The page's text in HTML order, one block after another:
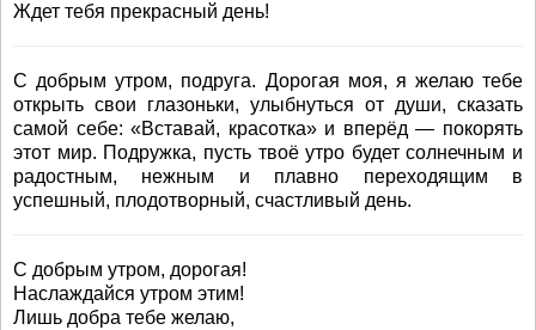
Ждет тебя прекрасный день!
С добрым утром, подруга. Дорогая моя, я желаю тебе
открыть свои глазоньки, улыбнуться от души, сказать
самой себе: «Вставай, красотка» и вперёд — покорять
этот мир. Подружка, пусть твоё утро будет солнечным и
радостным, нежным и плавно переходящим в
успешный, плодотворный, счастливый день.
С добрым утром, дорогая!
Наслаждайся утром этим!
Лишь добра тебе желаю,